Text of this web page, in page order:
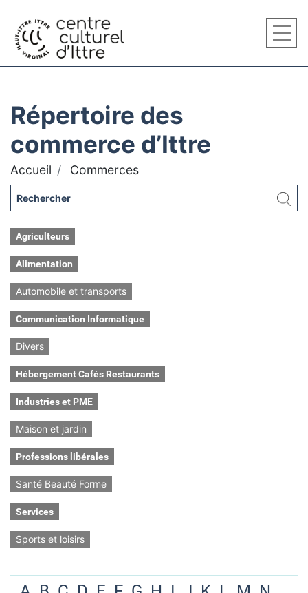
Répertoire des
commerce d’Ittre
Accueil Commerces
Agriculteurs
Alimentation
Automobile et transports
Communication Informatique
Divers
Hébergement Cafés Restaurants
Industries et PME
Maison et jardin
Professions libérales
Santé Beauté Forme
Services
Sports et loisirs